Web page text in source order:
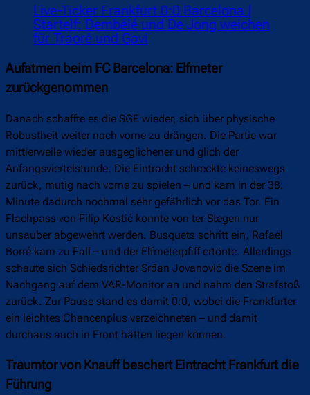
Live-Ticker Frankfurt 0:0 Barcelona |
Startelf: Dembélé und De Jong weichen
für Traoré und Gavi
Aufatmen beim FC Barcelona: Elfmeter
zurückgenommen
Danach schaffte es die SGE wieder, sich über physische
Robustheit weiter nach vorne zu drängen. Die Partie war
mittlerweile wieder ausgeglichener und glich der
Anfangsviertelstunde. Die Eintracht schreckte keineswegs
zurück, mutig nach vorne zu spielen – und kam in der 38.
Minute dadurch nochmal sehr gefährlich vor das Tor. Ein
Flachpass von Filip Kostić konnte von ter Stegen nur
unsauber abgewehrt werden. Busquets schritt ein, Rafael
Borré kam zu Fall – und der Elfmeterpfiff ertönte. Allerdings
schaute sich Schiedsrichter Srđan Jovanović die Szene im
Nachgang auf dem VAR-Monitor an und nahm den Strafstoß
zurück. Zur Pause stand es damit 0:0, wobei die Frankfurter
ein leichtes Chancenplus verzeichneten – und damit
durchaus auch in Front hätten liegen können.
Traumtor von Knauff beschert Eintracht Frankfurt die
Führung